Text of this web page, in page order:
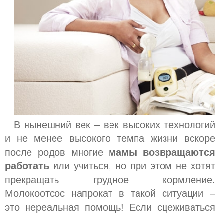
В нынешний век – век высоких технологий
и не менее высокого темпа жизни вскоре
после родов многие мамы возвращаются
работать или учиться, но при этом не хотят
прекращать грудное кормление.
Молокоотсос напрокат в такой ситуации –
это нереальная помощь! Если сцеживаться